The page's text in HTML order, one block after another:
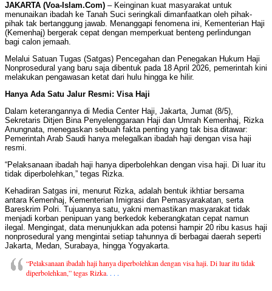
JAKARTA (Voa-Islam.Com) – Keinginan kuat masyarakat untuk
menunaikan ibadah ke Tanah Suci seringkali dimanfaatkan oleh pihak-
pihak tak bertanggung jawab. Menanggapi fenomena ini, Kementerian Haji
(Kemenhaj) bergerak cepat dengan memperkuat benteng perlindungan
bagi calon jemaah.
Melalui Satuan Tugas (Satgas) Pencegahan dan Penegakan Hukum Haji
Nonprosedural yang baru saja dibentuk pada 18 April 2026, pemerintah kini
melakukan pengawasan ketat dari hulu hingga ke hilir.
Hanya Ada Satu Jalur Resmi: Visa Haji
Dalam keterangannya di Media Center Haji, Jakarta, Jumat (8/5),
Sekretaris Ditjen Bina Penyelenggaraan Haji dan Umrah Kemenhaj, Rizka
Anungnata, menegaskan sebuah fakta penting yang tak bisa ditawar:
Pemerintah Arab Saudi hanya melegalkan ibadah haji dengan visa haji
resmi.
“Pelaksanaan ibadah haji hanya diperbolehkan dengan visa haji. Di luar itu
tidak diperbolehkan,” tegas Rizka.
Kehadiran Satgas ini, menurut Rizka, adalah bentuk ikhtiar bersama
antara Kemenhaj, Kementerian Imigrasi dan Pemasyarakatan, serta
Bareskrim Polri. Tujuannya satu, yakni memastikan masyarakat tidak
menjadi korban penipuan yang berkedok keberangkatan cepat namun
ilegal. Mengingat, data menunjukkan ada potensi hampir 20 ribu kasus haji
nonprosedural yang mengintai setiap tahunnya di berbagai daerah seperti
Jakarta, Medan, Surabaya, hingga Yogyakarta.
“Pelaksanaan ibadah haji hanya diperbolehkan dengan visa haji. Di luar itu tidak
diperbolehkan,” tegas Rizka. . . .